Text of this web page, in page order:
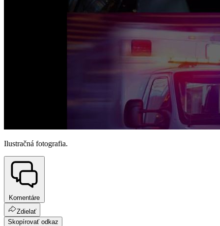
Ilustračná fotografia.
Komentáre
Zdielať
Skopírovať odkaz